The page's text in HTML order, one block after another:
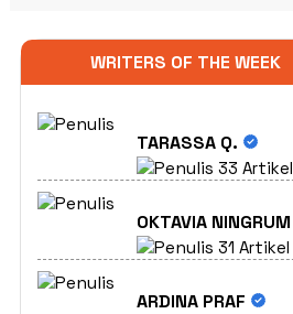
WRITERS OF THE WEEK
TARASSA Q.
33 Artikel
OKTAVIA NINGRUM
31 Artikel
ARDINA PRAF